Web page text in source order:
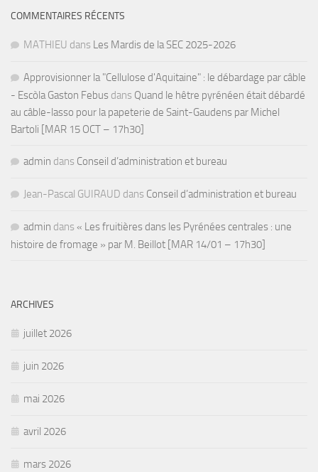
COMMENTAIRES RÉCENTS
MATHIEU dans Les Mardis de la SEC 2025-2026
Approvisionner la "Cellulose d'Aquitaine" : le débardage par câble
- Escòla Gaston Febus dans Quand le hêtre pyrénéen était débardé
au câble-lasso pour la papeterie de Saint-Gaudens par Michel
Bartoli [MAR 15 OCT – 17h30]
admin dans Conseil d’administration et bureau
Jean-Pascal GUIRAUD dans Conseil d’administration et bureau
admin dans « Les fruitières dans les Pyrénées centrales : une
histoire de fromage » par M. Beillot [MAR 14/01 – 17h30]
ARCHIVES
juillet 2026
juin 2026
mai 2026
avril 2026
mars 2026